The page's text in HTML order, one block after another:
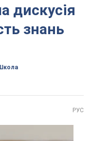
дискусія
знань
РУС